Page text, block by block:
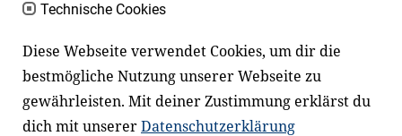
an Familien sowie an Erzieher*innen,
Lehrer*innen und andere
Fachexpert*innen. Dafür arbeiten wir eng
mit Ministerien, wissenschaftlichen
Einrichtungen, Verbänden, Unternehmen
Technische Cookies
Diese Webseite verwendet Cookies, um dir die
bestmögliche Nutzung unserer Webseite zu
gewährleisten. Mit deiner Zustimmung erklärst du
dich mit unsererDatenschutzerklärung